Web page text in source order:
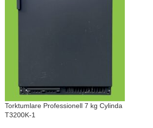
Torktumlare Professionell 7 kg Cylinda
T3200K-1